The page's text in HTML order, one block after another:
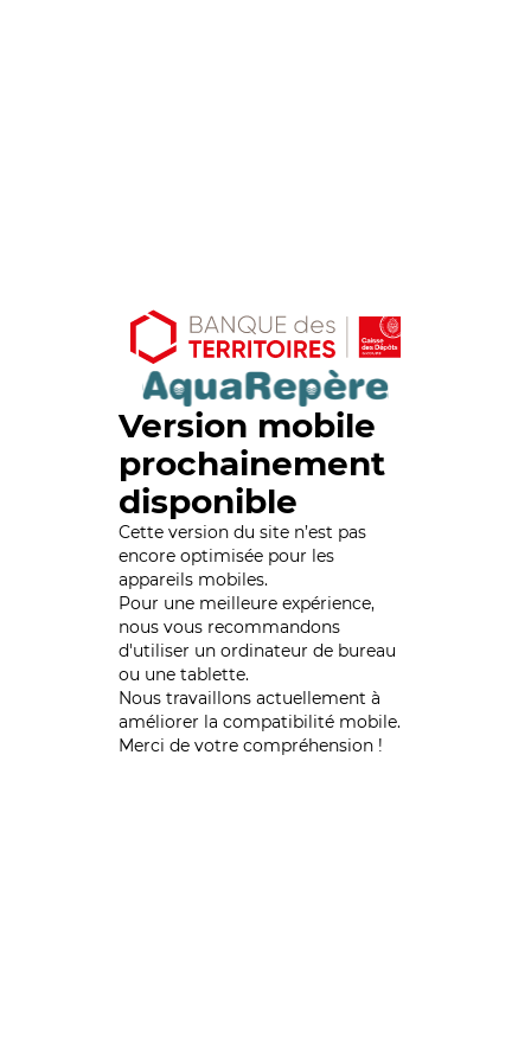
Version mobile
prochainement
disponible
Cette version du site n’est pas
encore optimisée pour les
appareils mobiles.
Pour une meilleure expérience,
nous vous recommandons
d'utiliser un ordinateur de bureau
ou une tablette.
Nous travaillons actuellement à
améliorer la compatibilité mobile.
Merci de votre compréhension !